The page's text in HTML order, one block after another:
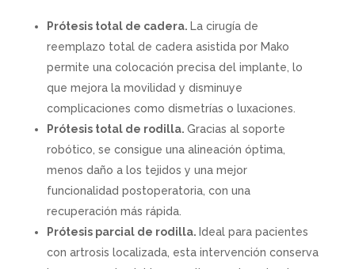
Prótesis total de cadera. La cirugía de
reemplazo total de cadera asistida por Mako
permite una colocación precisa del implante, lo
que mejora la movilidad y disminuye
complicaciones como dismetrías o luxaciones.
Prótesis total de rodilla. Gracias al soporte
robótico, se consigue una alineación óptima,
menos daño a los tejidos y una mejor
funcionalidad postoperatoria, con una
recuperación más rápida.
Prótesis parcial de rodilla. Ideal para pacientes
con artrosis localizada, esta intervención conserva